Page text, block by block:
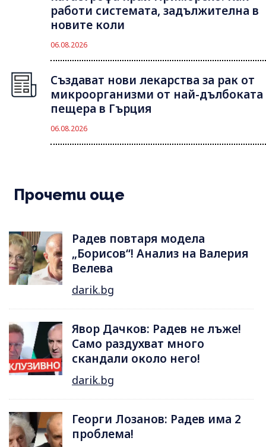
работи системата, задължителна в
новите коли
06.08.2026
Създават нови лекарства за рак от
микроорганизми от най-дълбоката
пещера в Гърция
06.08.2026
Прочети още
Радев повтаря модела
„Борисов“! Анализ на Валерия
Велева
darik.bg
Явор Дачков: Радев не лъже!
Само раздухват много
скандали около него!
darik.bg
Георги Лозанов: Радев има 2
проблема!